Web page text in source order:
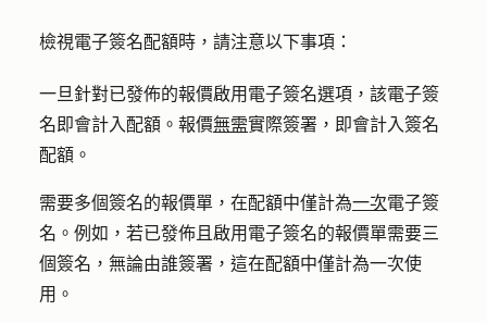
檢視電子簽名配額時，請注意以下事項：
一旦針對已發佈的報價啟用電子簽名選項，該電子簽
名即會計入配額。報價無需實際簽署，即會計入簽名
配額。
需要多個簽名的報價單，在配額中僅計為一次電子簽
名。例如，若已發佈且啟用電子簽名的報價單需要三
個簽名，無論由誰簽署，這在配額中僅計為一次使
用。